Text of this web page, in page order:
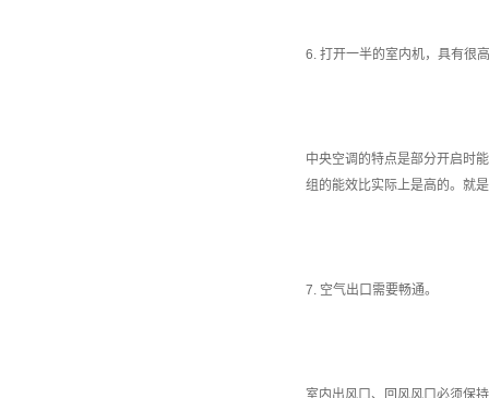
6. 打开一半的室内机，具有很
中央空调的特点是部分开启时
组的能效比实际上是高的。就
7. 空气出口需要畅通。
室内出风口、回风风口必须保